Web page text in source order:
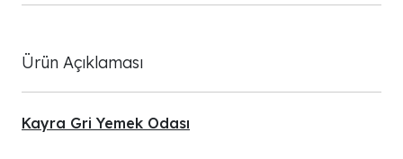
Ürün Açıklaması
Kayra Gri Yemek Odası